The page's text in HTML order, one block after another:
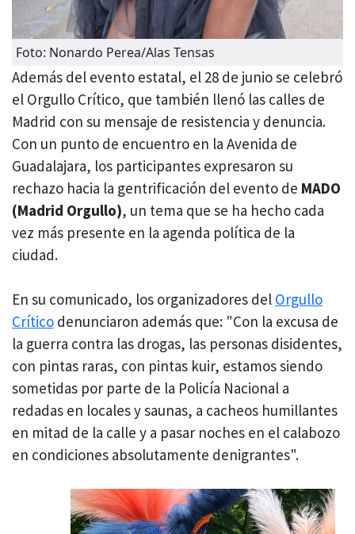
Foto: Nonardo Perea/Alas Tensas
Además del evento estatal, el 28 de junio se celebró
el Orgullo Crítico, que también llenó las calles de
Madrid con su mensaje de resistencia y denuncia.
Con un punto de encuentro en la Avenida de
Guadalajara, los participantes expresaron su
rechazo hacia la gentrificación del evento de MADO
(Madrid Orgullo), un tema que se ha hecho cada
vez más presente en la agenda política de la
ciudad.
En su comunicado, los organizadores del Orgullo
Crítico denunciaron además que: "Con la excusa de
la guerra contra las drogas, las personas disidentes,
con pintas raras, con pintas kuir, estamos siendo
sometidas por parte de la Policía Nacional a
redadas en locales y saunas, a cacheos humillantes
en mitad de la calle y a pasar noches en el calabozo
en condiciones absolutamente denigrantes".